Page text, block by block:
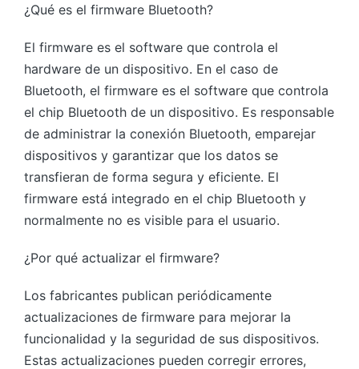
¿Qué es el firmware Bluetooth?
El firmware es el software que controla el
hardware de un dispositivo. En el caso de
Bluetooth, el firmware es el software que controla
el chip Bluetooth de un dispositivo. Es responsable
de administrar la conexión Bluetooth, emparejar
dispositivos y garantizar que los datos se
transfieran de forma segura y eficiente. El
firmware está integrado en el chip Bluetooth y
normalmente no es visible para el usuario.
¿Por qué actualizar el firmware?
Los fabricantes publican periódicamente
actualizaciones de firmware para mejorar la
funcionalidad y la seguridad de sus dispositivos.
Estas actualizaciones pueden corregir errores,